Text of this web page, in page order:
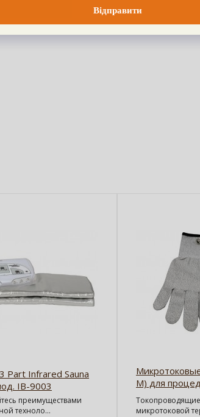
Part Infrared Sauna
IB-9003
преимуществами
техноло...
M) для
микротоковой
микротоковой